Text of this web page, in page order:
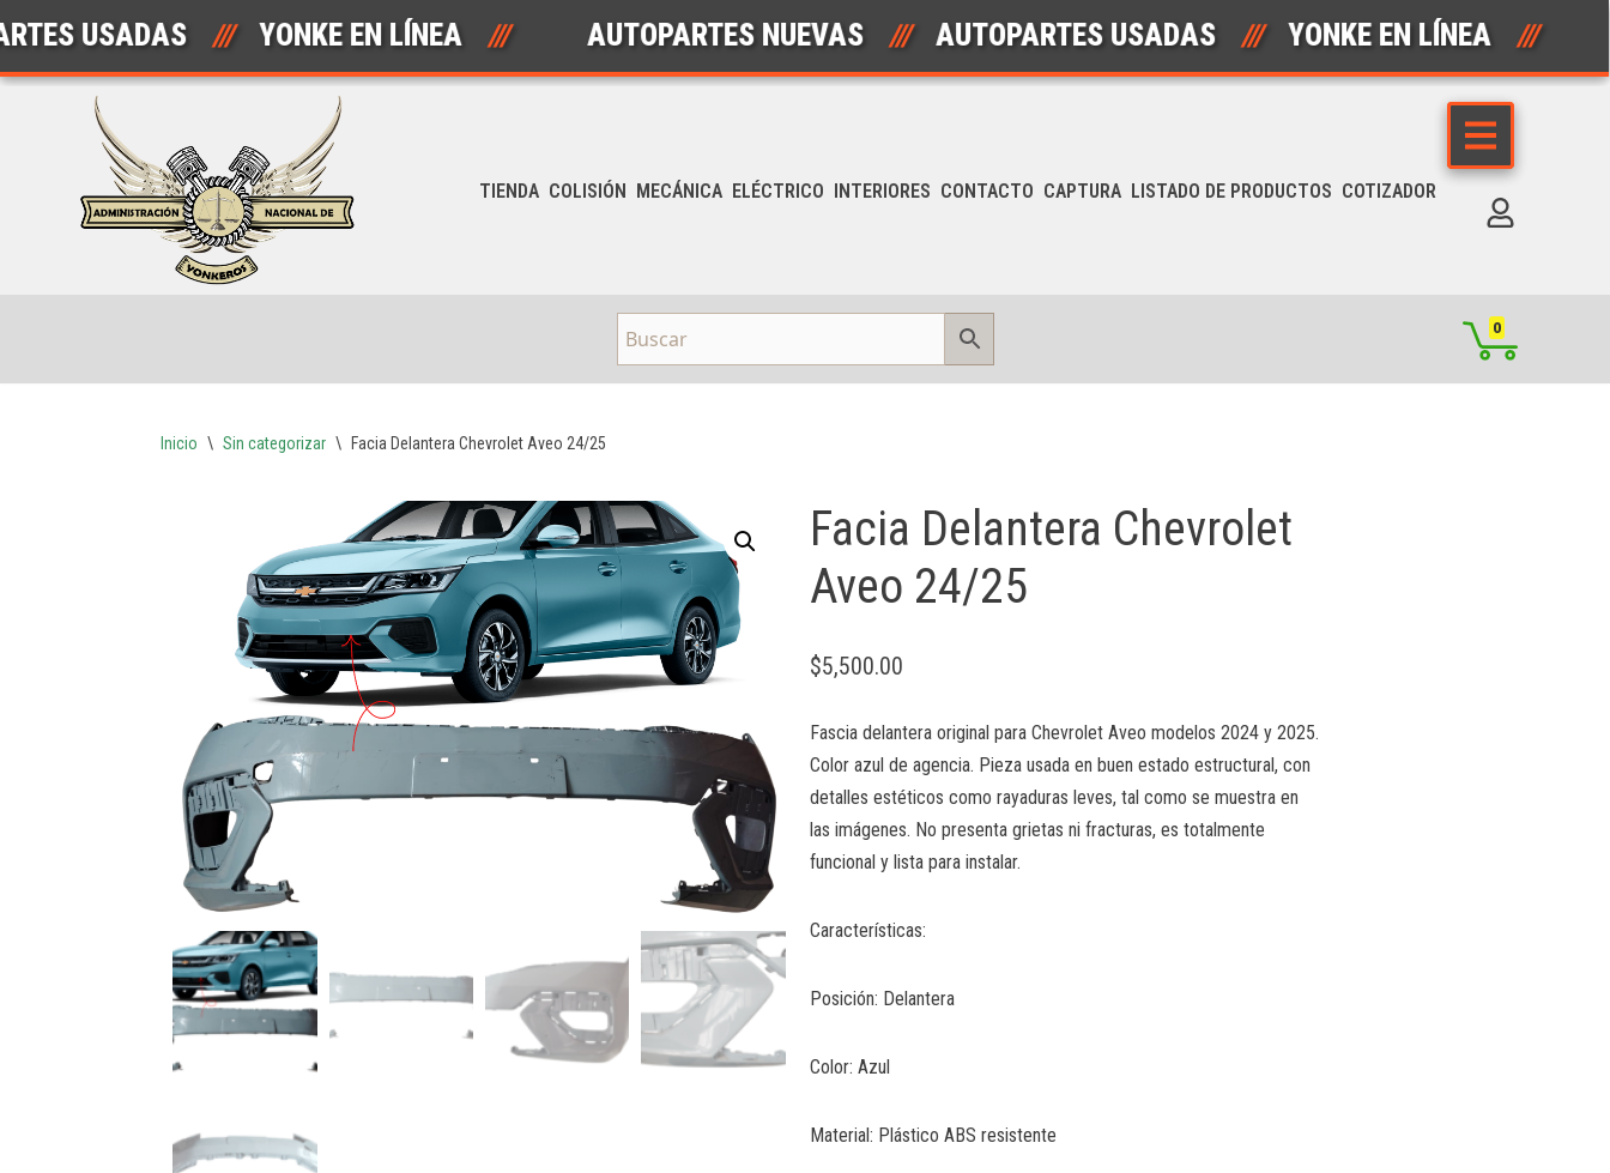
Saltar
USADAS /// YONKE EN LÍNEA /// AUTOPARTES NUEVAS /// AUTOPARTES USADAS /// YONKE EN LÍNEA ///
TIENDA COLISIÓN MECÁNICA ELÉCTRICO INTERIORES CONTACTO CAPTURA LISTADO DE PRODUCTOS COTIZADOR
0
Inicio \ Sin categorizar \ Facia Delantera Chevrolet Aveo 24/25
Facia Delantera Chevrolet
Aveo 24/25
$5,500.00
Fascia delantera original para Chevrolet Aveo modelos 2024 y 2025.
Color azul de agencia. Pieza usada en buen estado estructural, con
detalles estéticos como rayaduras leves, tal como se muestra en
las imágenes. No presenta grietas ni fracturas, es totalmente
funcional y lista para instalar.
Características:
Posición: Delantera
Color: Azul
Material: Plástico ABS resistente